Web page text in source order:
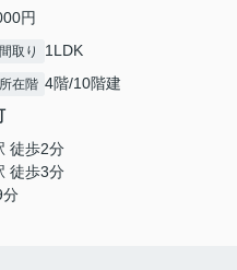
円
間取り 1LDK
所在階 4階/10階建
徒歩2分
徒歩3分
分